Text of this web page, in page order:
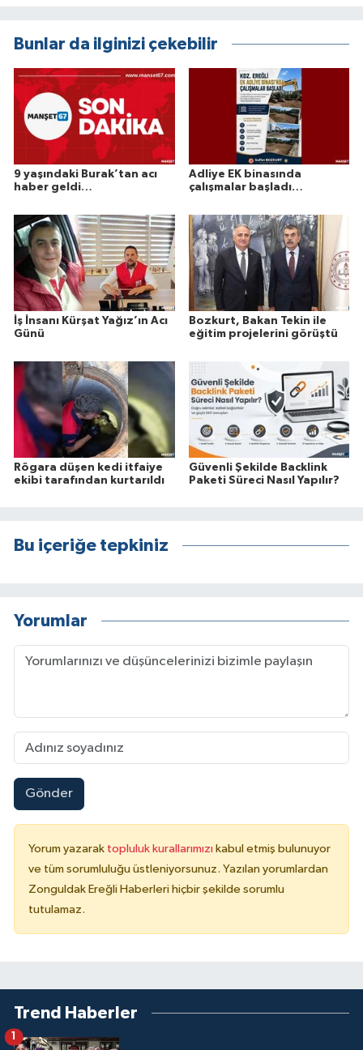
Bunlar da ilginizi çekebilir
9 yaşındaki Burak’tan acı
haber geldi…
Adliye EK binasında
çalışmalar başladı…
İş İnsanı Kürşat Yağız’ın Acı
Günü
Bozkurt, Bakan Tekin ile
eğitim projelerini görüştü
Rögara düşen kedi itfaiye
ekibi tarafından kurtarıldı
Güvenli Şekilde Backlink
Paketi Süreci Nasıl Yapılır?
Bu içeriğe tepkiniz
Yorumlar
Gönder
Yorum yazarak topluluk kurallarımızı kabul etmiş bulunuyor
ve tüm sorumluluğu üstleniyorsunuz. Yazılan yorumlardan
Zonguldak Ereğli Haberleri hiçbir şekilde sorumlu
tutulamaz.
Trend Haberler
1